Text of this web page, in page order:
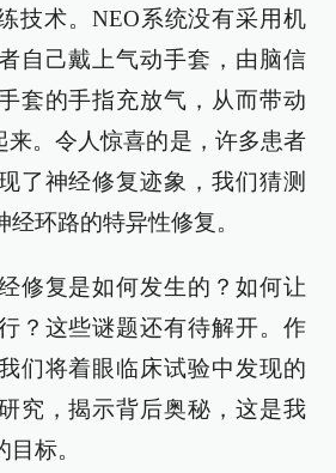
技术。NEO系统没有采用机
自己戴上气动手套，由脑信
套的手指充放气，从而带动
来。令人惊喜的是，许多患者
了神经修复迹象，我们猜测
环路的特异性修复。
修复是如何发生的？如何让
？这些谜题还有待解开。作
们将着眼临床试验中发现的
究，揭示背后奥秘，这是我
标。